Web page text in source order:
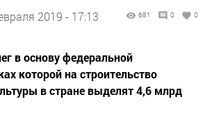
2019 - 17:13 681 0 0
в основу федеральной
которой на строительство
в стране выделят 4,6 млрд